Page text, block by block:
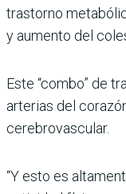
trastorno
y aumento del
Este “combo” de
arterias del
cerebrovascular.
“Y esto es